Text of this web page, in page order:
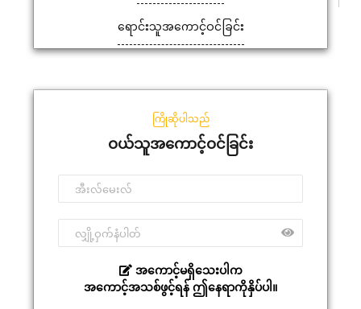
ရောင်းသူအကောင့်ဝင်ခြင်း
ကြိုဆိုပါသည်
ဝယ်သူအကောင့်ဝင်ခြင်း
အကောင့်မရှိသေးပါက
အကောင့်အသစ်ဖွင့်ရန် ဤနေရာကိုနှိပ်ပါ။